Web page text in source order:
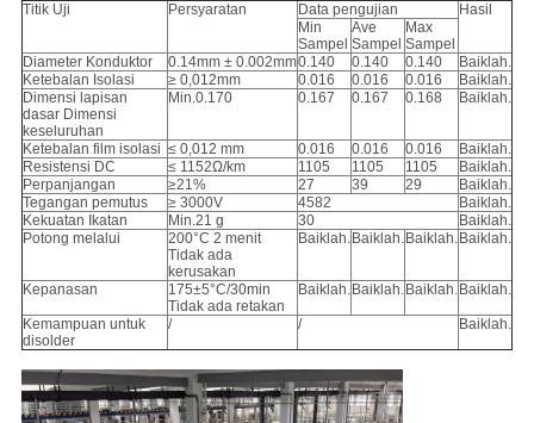
Titik Uji Persyaratan Data pengujian
Hasil
Min
Sampel
Ave
Sampel
Max
Sampel
Diameter Konduktor
0.14mm ± 0.002mm0.140 0.140 0.140
Baiklah.
Ketebalan Isolasi
≥ 0,012mm 0.016 0.016 0.016
Baiklah.
Dimensi lapisan
dasar Dimensi
keseluruhan
Min.0.170 0.167 0.167 0.168 Baiklah.
Ketebalan film isolasi ≤ 0,012 mm 0.016 0.016 0.016
Baiklah.
Resistensi DC
≤ 1152Ω/km 1105 1105 1105
Baiklah.
Perpanjangan
≥21% 27 39 29
Baiklah.
Tegangan pemutus
≥ 3000V 4582
Baiklah.
Kekuatan Ikatan
Min.21 g 30
Baiklah.
Potong melalui
200°C 2 menit
Tidak ada
kerusakan
Baiklah. Baiklah. Baiklah. Baiklah.
Kepanasan
175±5°C/30min
Tidak ada retakan
Baiklah. Baiklah. Baiklah. Baiklah.
Kemampuan untuk
disolder
/ / Baiklah.